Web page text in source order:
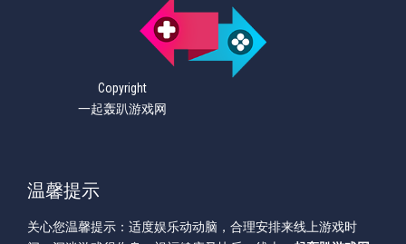
Copyright
一起轰趴游戏网
温馨提示
关心您温馨提示：适度娱乐动动脑，合理安排来线上游戏时